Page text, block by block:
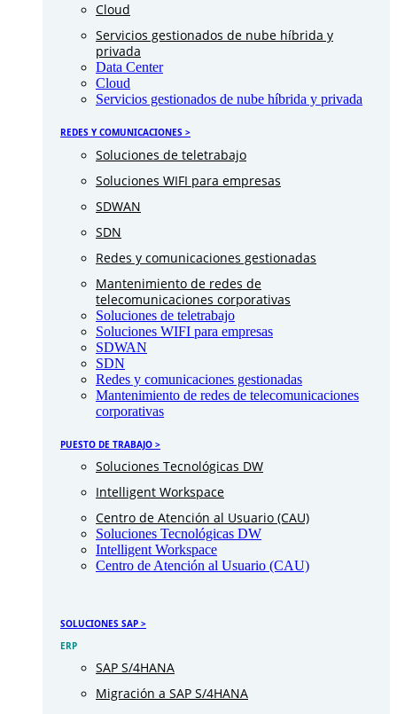
Cloud
Servicios gestionados de nube híbrida y
privada
Data Center
Cloud
Servicios gestionados de nube híbrida y privada
REDES Y COMUNICACIONES >
Soluciones de teletrabajo
Soluciones WIFI para empresas
SDWAN
SDN
Redes y comunicaciones gestionadas
Mantenimiento de redes de
telecomunicaciones corporativas
Soluciones de teletrabajo
Soluciones WIFI para empresas
SDWAN
SDN
Redes y comunicaciones gestionadas
Mantenimiento de redes de telecomunicaciones
corporativas
PUESTO DE TRABAJO >
Soluciones Tecnológicas DW
Intelligent Workspace
Centro de Atención al Usuario (CAU)
Soluciones Tecnológicas DW
Intelligent Workspace
Centro de Atención al Usuario (CAU)
SOLUCIONES SAP >
ERP
SAP S/4HANA
Migración a SAP S/4HANA